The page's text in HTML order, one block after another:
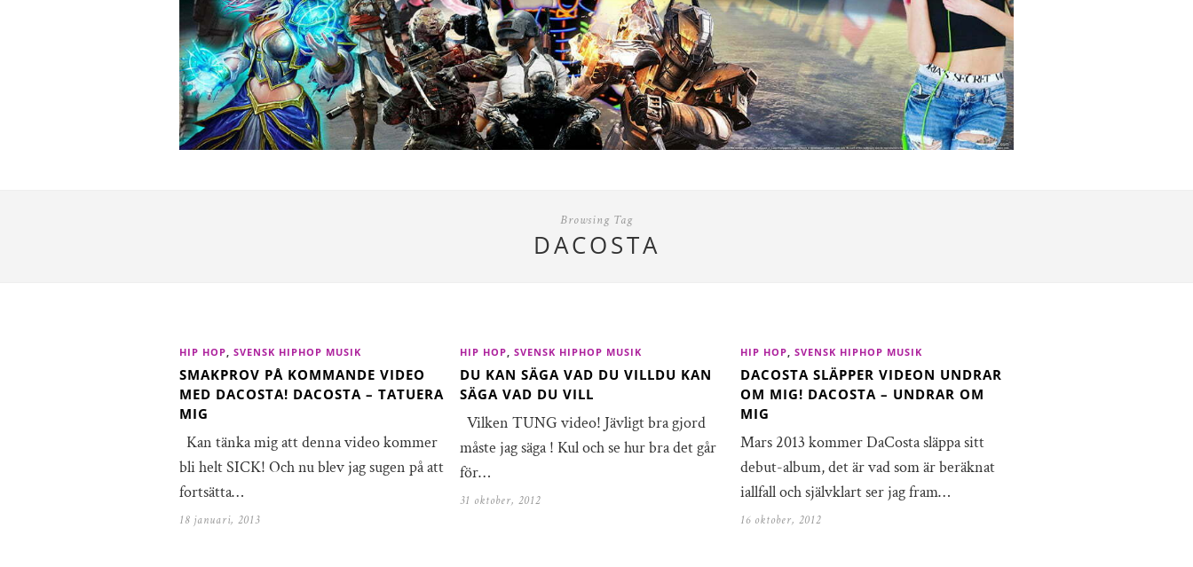
Browsing Tag
DACOSTA
HIP HOP SVENSK HIPHOP MUSIK
SMAKPROV PÅ KOMMANDE VIDEO
MED DACOSTA! DACOSTA – TATUERA
MIG
Kan tänka mig att denna video kommer
bli helt SICK! Och nu blev jag sugen på att
fortsätta…
18 januari, 2013
HIP HOP SVENSK HIPHOP MUSIK
DU KAN SÄGA VAD DU VILLDU KAN
SÄGA VAD DU VILL
Vilken TUNG video! Jävligt bra gjord
måste jag säga ! Kul och se hur bra det går
för…
31 oktober, 2012
HIP HOP SVENSK HIPHOP MUSIK
DACOSTA SLÄPPER VIDEON UNDRAR
OM MIG! DACOSTA – UNDRAR OM
MIG
Mars 2013 kommer DaCosta släppa sitt
debut-album, det är vad som är beräknat
iallfall och självklart ser jag fram…
16 oktober, 2012